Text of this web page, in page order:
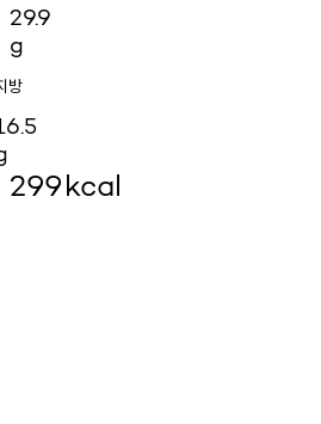
29.9
g
방
299kcal